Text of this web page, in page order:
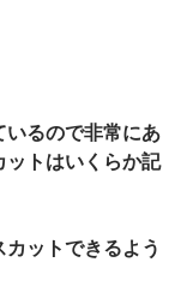
いるので非常にあ
ットはいくらか記
ットできるよう